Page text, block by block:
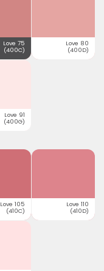
Love 75
(400C)
Love 80
(400D)
Love 91
(400G)
Love 105
(410C)
Love 110
(410D)